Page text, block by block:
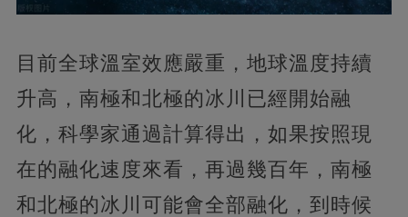
目前全球溫室效應嚴重，地球溫度持續
升高，南極和北極的冰川已經開始融
化，科學家通過計算得出，如果按照現
在的融化速度來看，再過幾百年，南極
和北極的冰川可能會全部融化，到時候